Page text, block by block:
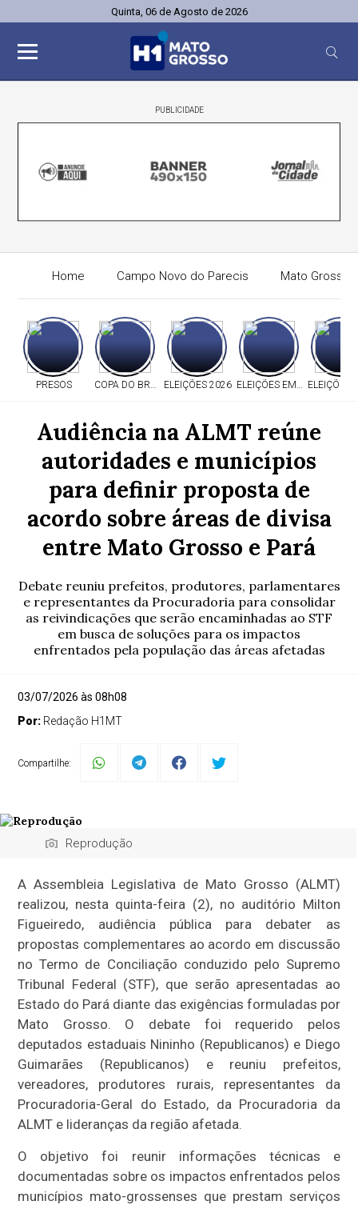
Quinta, 06 de Agosto de 2026
PUBLICIDADE
Home Campo Novo do Parecis Mato Grosso
PRESOS COPA DO BRASILELEIÇÕES 2026 ELEIÇÕES EM MTELEIÇÕES
Audiência na ALMT reúne
autoridades e municípios
para definir proposta de
acordo sobre áreas de divisa
entre Mato Grosso e Pará
Debate reuniu prefeitos, produtores, parlamentares
e representantes da Procuradoria para consolidar
as reivindicações que serão encaminhadas ao STF
em busca de soluções para os impactos
enfrentados pela população das áreas afetadas
03/07/2026 às 08h08
Por: Redação H1MT
Compartilhe:
Reprodução
A Assembleia Legislativa de Mato Grosso (ALMT)
realizou, nesta quinta-feira (2), no auditório Milton
Figueiredo, audiência pública para debater as
propostas complementares ao acordo em discussão
no Termo de Conciliação conduzido pelo Supremo
Tribunal Federal (STF), que serão apresentadas ao
Estado do Pará diante das exigências formuladas por
Mato Grosso. O debate foi requerido pelos
deputados estaduais Nininho (Republicanos) e Diego
Guimarães (Republicanos) e reuniu prefeitos,
vereadores, produtores rurais, representantes da
Procuradoria-Geral do Estado, da Procuradoria da
ALMT e lideranças da região afetada.
O objetivo foi reunir informações técnicas e
documentadas sobre os impactos enfrentados pelos
municípios mato-grossenses que prestam serviços